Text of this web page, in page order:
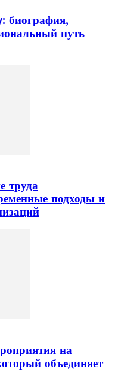
биография,
путь
труда
подходы и
на
объединяет